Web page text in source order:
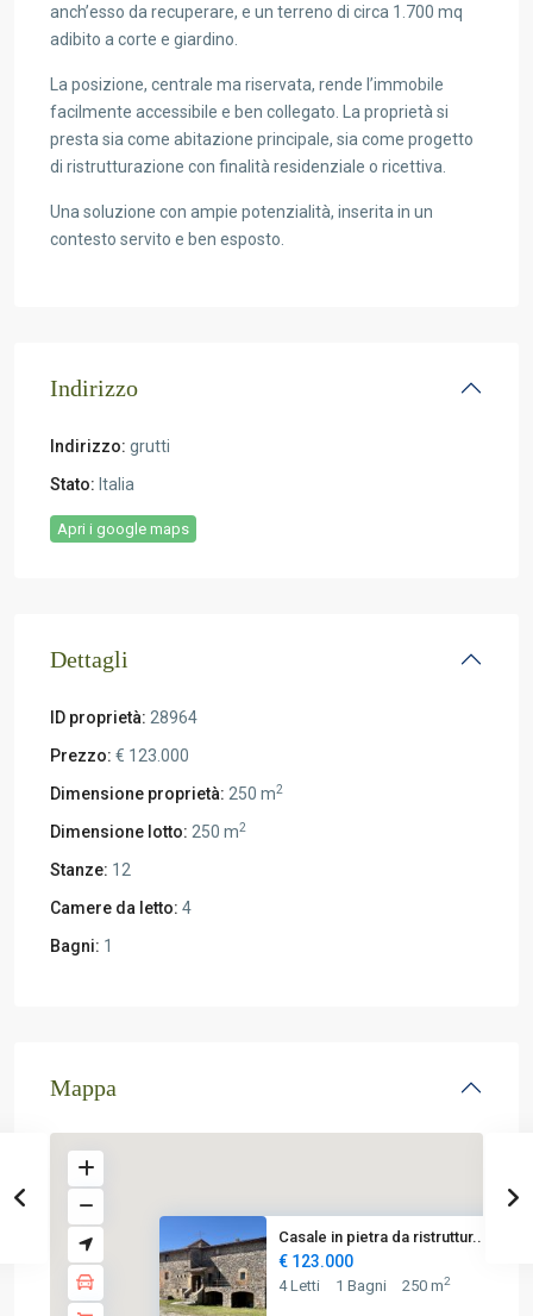
anch’esso da recuperare, e un terreno di circa 1.700 mq
adibito a corte e giardino.
La posizione, centrale ma riservata, rende l’immobile
facilmente accessibile e ben collegato. La proprietà si
presta sia come abitazione principale, sia come progetto
di ristrutturazione con finalità residenziale o ricettiva.
Una soluzione con ampie potenzialità, inserita in un
contesto servito e ben esposto.
Indirizzo
Indirizzo: grutti
Stato: Italia
Apri i google maps
Dettagli
ID proprietà: 28964
Prezzo: € 123.000
Dimensione proprietà: 250 m2
Dimensione lotto: 250 m2
Stanze: 12
Camere da letto: 4
Bagni: 1
Mappa
Casale in pietra da ristruttur...
€ 123.000
4 Letti 1 Bagni 250 m2